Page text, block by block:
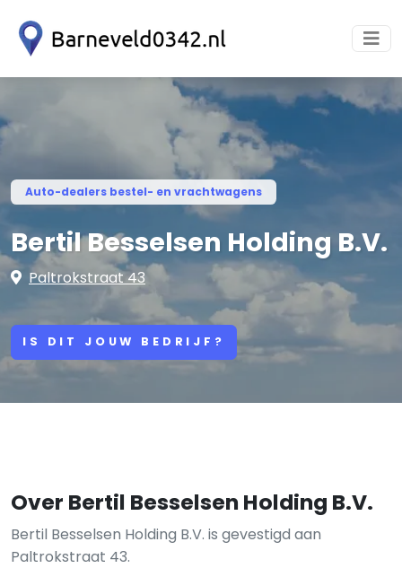
Auto-dealers bestel- en vrachtwagens
Bertil Besselsen Holding B.V.
Paltrokstraat 43
IS DIT JOUW BEDRIJF?
Over Bertil Besselsen Holding B.V.
Bertil Besselsen Holding B.V. is gevestigd aan
Paltrokstraat 43.